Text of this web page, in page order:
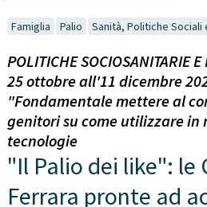
Famiglia Palio Sanità, Politiche Sociali
POLITICHE SOCIOSANITARIE
25 ottobre all'11 dicembre
"Fondamentale mettere al
genitori su come utilizzare in
tecnologie
"Il Palio dei like": le
Ferrara pronte ad